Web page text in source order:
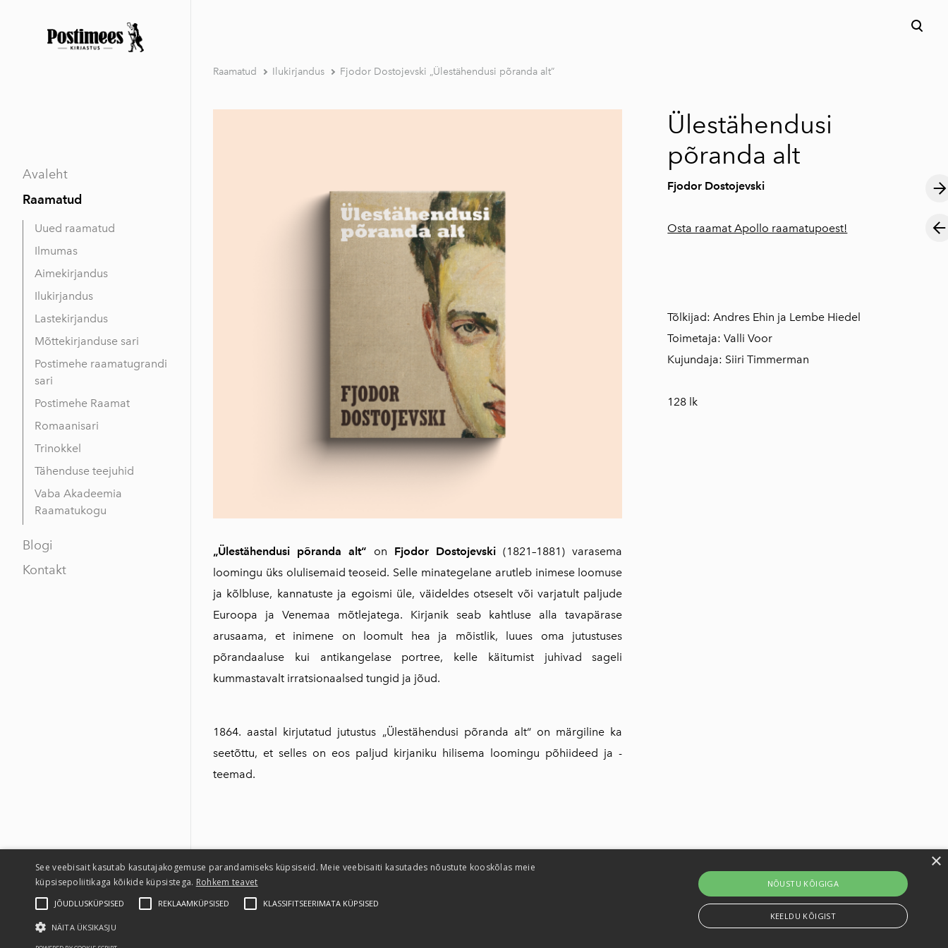
Avaleht
Raamatud
Uued raamatud
Ilmumas
Aimekirjandus
Ilukirjandus
Lastekirjandus
Mõttekirjanduse sari
Postimehe raamatugrandi
sari
Postimehe Raamat
Romaanisari
Trinokkel
Tähenduse teejuhid
Vaba Akadeemia
Raamatukogu
Blogi
Kontakt
Raamatud Ilukirjandus Fjodor Dostojevski „Ülestähendusi põranda alt”
„Ülestähendusi põranda alt“ on Fjodor Dostojevski (1821–1881) varasema
loomingu üks olulisemaid teoseid. Selle minategelane arutleb inimese loomuse
ja kõlbluse, kannatuste ja egoismi üle, väideldes otseselt või varjatult paljude
Euroopa ja Venemaa mõtlejatega. Kirjanik seab kahtluse alla tavapärase
arusaama, et inimene on loomult hea ja mõistlik, luues oma jutustuses
põrandaaluse kui antikangelase portree, kelle käitumist juhivad sageli
kummastavalt irratsionaalsed tungid ja jõud.
1864. aastal kirjutatud jutustus „Ülestähendusi põranda alt“ on märgiline ka
seetõttu, et selles on eos paljud kirjaniku hilisema loomingu põhiideed ja -
teemad.
Ülestähendusi
põranda alt
Fjodor Dostojevski
Osta raamat Apollo raamatupoest!
Tõlkijad: Andres Ehin ja Lembe Hiedel
Toimetaja: Valli Voor
Kujundaja: Siiri Timmerman
128 lk
Privaatsusteatis Kontaktid
×
See veebisait kasutab kasutajakogemuse parandamiseks küpsiseid. Meie veebisaiti kasutades nõustute kooskõlas meie
küpsisepoliitikaga kõikide küpsistega. Rohkem teavet
JÕUDLUSKÜPSISED REKLAAMKÜPSISED KLASSIFITSEERIMATA KÜPSISED
NÄITA ÜKSIKASJU
NÕUSTU KÕIGIGA
KEELDU KÕIGIST